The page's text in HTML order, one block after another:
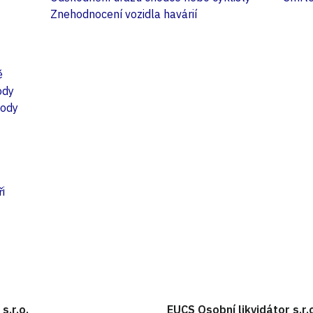
Znehodnocení vozidla havárií
EUCS Osobní likvidátor